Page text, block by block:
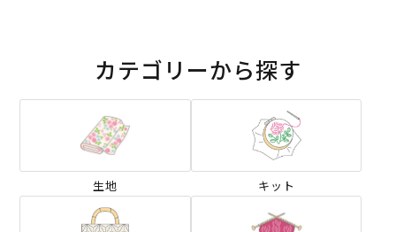
カテゴリーから探す
生地 キット